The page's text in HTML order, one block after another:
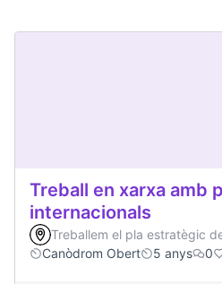
Treball en xarxa amb
internacionals
Treballem el pla estratègic
Canòdrom Obert
5 anys 0